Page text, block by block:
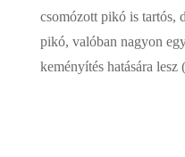
csomózott pikó is tartós,
pikó, valóban nagyon
keményítés hatására lesz